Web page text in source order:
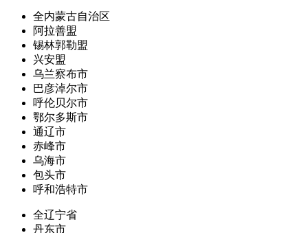
全内蒙古自治区
阿拉善盟
锡林郭勒盟
兴安盟
乌兰察布市
巴彦淖尔市
呼伦贝尔市
鄂尔多斯市
通辽市
赤峰市
乌海市
包头市
呼和浩特市
全辽宁省
丹东市